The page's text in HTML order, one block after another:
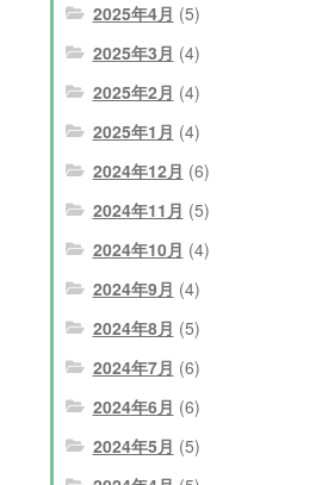
2025年4月 (5)
2025年3月 (4)
2025年2月 (4)
2025年1月 (4)
2024年12月 (6)
2024年11月 (5)
2024年10月 (4)
2024年9月 (4)
2024年8月 (5)
2024年7月 (6)
2024年6月 (6)
2024年5月 (5)